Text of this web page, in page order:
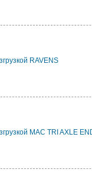
RAVENS
MAC TRI AXLE